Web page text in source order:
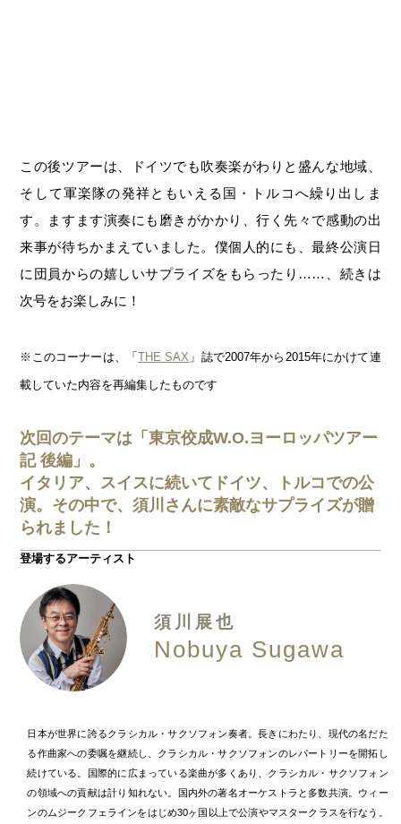
この後ツアーは、ドイツでも吹奏楽がわりと盛んな地域、
そして軍楽隊の発祥ともいえる国・トルコへ繰り出しま
す。ますます演奏にも磨きがかかり、行く先々で感動の出
来事が待ちかまえていました。僕個人的にも、最終公演日
に団員からの嬉しいサプライズをもらったり……、続きは
次号をお楽しみに！
※このコーナーは、「THE SAX 」誌で2007年から2015年にかけて連
載していた内容を再編集したものです
次回のテーマは「東京佼成W.O.ヨーロッパツアー
記 後編」。
イタリア、スイスに続いてドイツ、トルコでの公
演。その中で、須川さんに素敵なサプライズが贈
られました！
登場するアーティスト
須川展也
Nobuya Sugawa
日本が世界に誇るクラシカル・サクソフォン奏者。長きにわたり、現代の名だた
る作曲家への委嘱を継続し、クラシカル・サクソフォンのレパートリーを開拓し
続けている。国際的に広まっている楽曲が多くあり、クラシカル・サクソフォン
の領域への貢献は計り知れない。国内外の著名オーケストラと多数共演。ウィー
ンのムジークフェラインをはじめ30ヶ国以上で公演やマスタークラスを行なう。